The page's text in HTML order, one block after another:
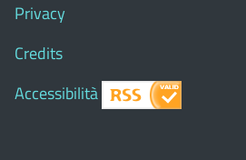
Privacy
Credits
Accessibilità